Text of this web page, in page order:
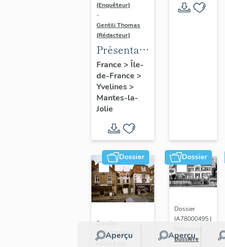
(Enquêteur)
-
Gentili Thomas
(Rédacteur)
Présentation
de l'étude
France > Île-
de-France >
Yvelines>
Mantes-la-
Jolie
Dossier
Aperçu
Dossier
IA78000985 |
Dossier
Aperçu
Dossier
IA78000495 |
Bussière